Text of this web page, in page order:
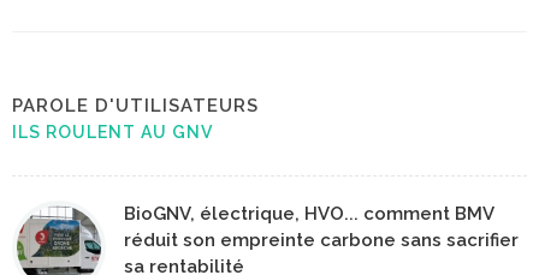
PAROLE D'UTILISATEURS
ILS ROULENT AU GNV
BioGNV, électrique, HVO... comment BMV
réduit son empreinte carbone sans sacrifier
sa rentabilité